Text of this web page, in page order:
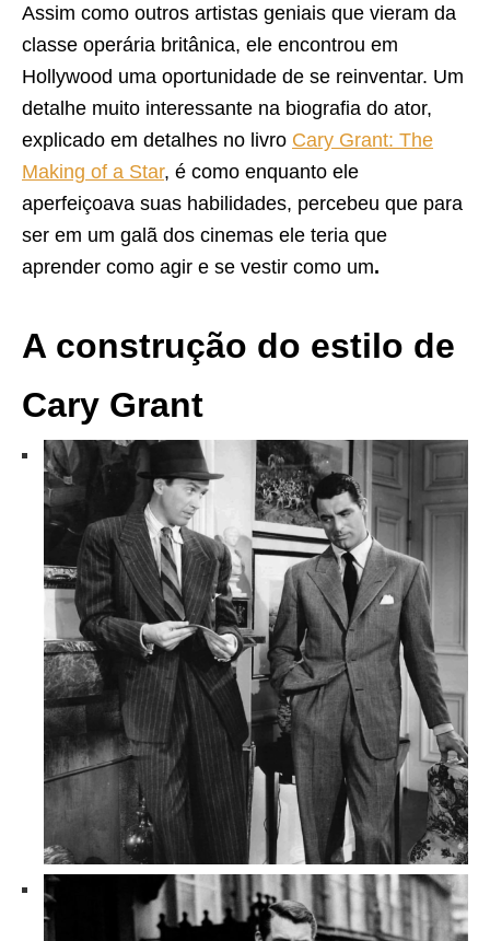
Assim como outros artistas geniais que vieram da
classe operária britânica, ele encontrou em
Hollywood uma oportunidade de se reinventar. Um
detalhe muito interessante na biografia do ator,
explicado em detalhes no livro Cary Grant: The
Making of a Star, é como enquanto ele
aperfeiçoava suas habilidades, percebeu que para
ser em um galã dos cinemas ele teria que
aprender como agir e se vestir como um.
A construção do estilo de
Cary Grant